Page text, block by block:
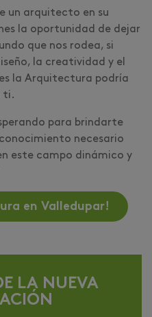
un arquitecto en su
la oportunidad de dejar
que nos rodea, si
la creatividad y el
la Arquitectura podría
ti.
para brindarte
necesario
este campo dinámico y
en Valledupar!
LA NUEVA